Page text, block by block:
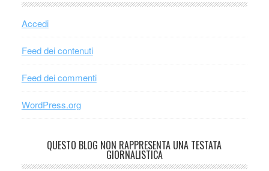
Accedi
Feed dei contenuti
Feed dei commenti
WordPress.org
QUESTO BLOG NON RAPPRESENTA UNA TESTATA
GIORNALISTICA